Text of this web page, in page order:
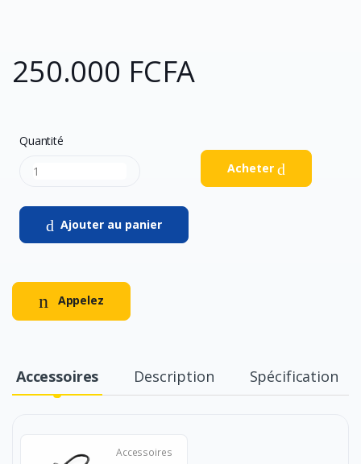
250.000 FCFA
Quantité
Ajouter au panier
Acheter
Appelez
Accessoires Description Spécification
Accessoires